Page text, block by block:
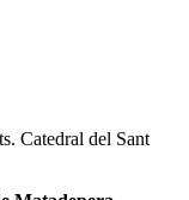
Catedral del Sant